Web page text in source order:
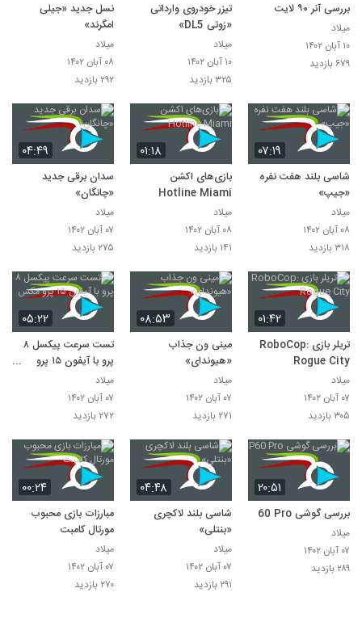
بررسی آنر ۹۰ لایت
میلاد
۱۰ آبان ۱۴۰۲
۶۷۹ بازدید
تیزر خودروی وارداتی
«زوتی DL5»
میلاد
۱۰ آبان ۱۴۰۲
۳۲۵ بازدید
نسل جدید «جیلی
امگرند»
میلاد
۰۸ آبان ۱۴۰۲
۲۹۲ بازدید
۰۷:۱۹
شاسی بلند هفت نفره
«جیپ»
میلاد
۰۸ آبان ۱۴۰۲
۳۱۸ بازدید
۰۱:۱۸
بازی‌های اکشن
Hotline Miami
میلاد
۰۸ آبان ۱۴۰۲
۱۴۱ بازدید
۰۴:۴۹
سدان برقی جدید
«چانگان»
میلاد
۰۷ آبان ۱۴۰۲
۲۷۵ بازدید
۰۱:۴۲
تریلر بازی RoboCop:
Rogue City
میلاد
۰۷ آبان ۱۴۰۲
۳۰۵ بازدید
۰۸:۵۳
مینی ون جذاب
«هیوندای»
میلاد
۰۷ آبان ۱۴۰۲
۲۷۱ بازدید
۰۵:۲۲
تست سرعت پیکسل ۸
پرو با آیفون ۱۵ پرو
مکس
میلاد
۰۷ آبان ۱۴۰۲
۲۷۲ بازدید
۲۰:۵۱
بررسی گوشی P60 Pro
میلاد
۰۷ آبان ۱۴۰۲
۲۸۹ بازدید
۰۴:۴۸
شاسی بلند لاکچری
«بنتلی»
میلاد
۰۷ آبان ۱۴۰۲
۲۹۱ بازدید
۰۰:۲۴
مبارزات بازی محبوب
مورتال کامبت
میلاد
۰۷ آبان ۱۴۰۲
۲۷۰ بازدید